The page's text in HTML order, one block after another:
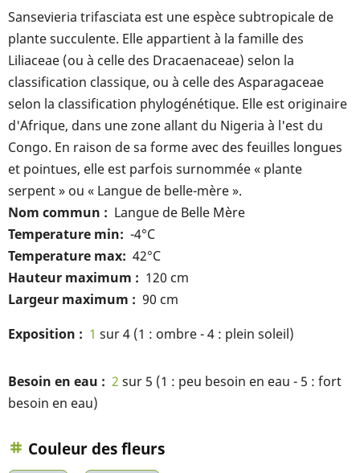
Sansevieria trifasciata est une espèce subtropicale de
plante succulente. Elle appartient à la famille des
Liliaceae (ou à celle des Dracaenaceae) selon la
classification classique, ou à celle des Asparagaceae
selon la classification phylogénétique. Elle est originaire
d'Afrique, dans une zone allant du Nigeria à l'est du
Congo. En raison de sa forme avec des feuilles longues
et pointues, elle est parfois surnommée « plante
serpent » ou « Langue de belle-mère ».
Nom commun
Langue de Belle Mère
Temperature min
-4°C
Temperature max 42°C
Hauteur maximum
120 cm
Largeur maximum
90 cm
Exposition
1 sur 4 (1 : ombre - 4 : plein soleil)
Besoin en eau 2 sur 5 (1 : peu besoin en eau - 5 : fort
besoin en eau)
Couleur des fleurs